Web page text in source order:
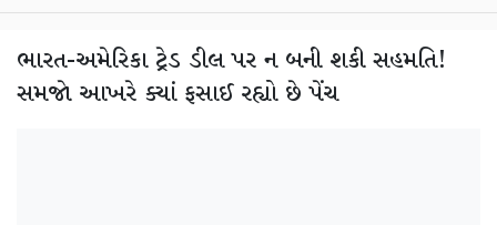
ભારત-અમેરિકા ટ્રેડ ડીલ પર ન બની શકી સહમતિ!
સમજો આખરે ક્યાં ફસાઈ રહ્યો છે પેંચ